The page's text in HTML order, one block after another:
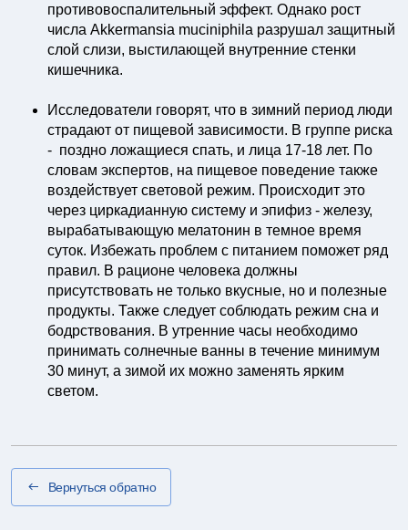
противовоспалительный эффект. Однако рост
числа Akkermansia muciniphila разрушал защитный
слой слизи, выстилающей внутренние стенки
кишечника.
Исследователи говорят, что в зимний период люди
страдают от пищевой зависимости. В группе риска
- поздно ложащиеся спать, и лица 17-18 лет. По
словам экспертов, на пищевое поведение также
воздействует световой режим. Происходит это
через циркадианную систему и эпифиз - железу,
вырабатывающую мелатонин в темное время
суток. Избежать проблем с питанием поможет ряд
правил. В рационе человека должны
присутствовать не только вкусные, но и полезные
продукты. Также следует соблюдать режим сна и
бодрствования. В утренние часы необходимо
принимать солнечные ванны в течение минимум
30 минут, а зимой их можно заменять ярким
светом.
Вернуться обратно